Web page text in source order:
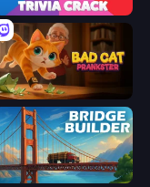
Trivia Crack
Bad Cat Prankster
Bridge Builder